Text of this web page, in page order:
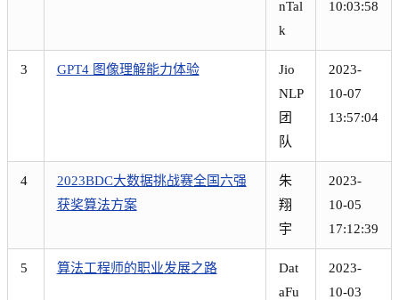
nTal
k
10:03:58
3 GPT4 图像理解能力体验
Jio
NLP
团
队
2023-
10-07
13:57:04
4
2023BDC大数据挑战赛全国六强
获奖算法方案
朱
翔
宇
2023-
10-05
17:12:39
5 算法工程师的职业发展之路
Dat
aFu
2023-
10-03